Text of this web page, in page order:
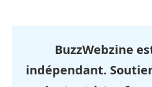
BuzzWebzine
indépendant.